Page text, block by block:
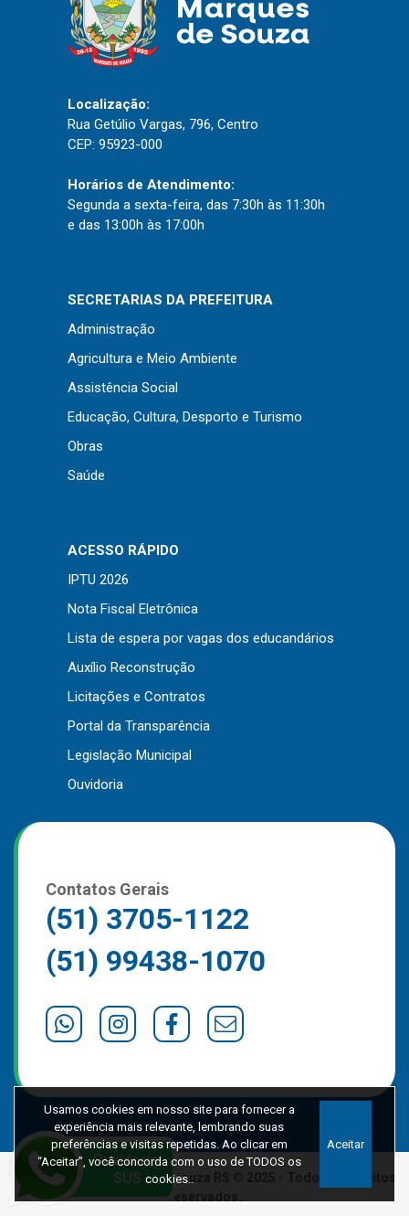
Usamos cookies em nosso site para fornecer a
experiência mais relevante, lembrando suas
preferências e visitas repetidas. Ao clicar em
“Aceitar”, você concorda com o uso de TODOS os
cookies..
Aceitar
Localização:
Rua Getúlio Vargas, 796, Centro
CEP: 95923-000
Horários de Atendimento:
Segunda a sexta-feira, das 7:30h às 11:30h
e das 13:00h às 17:00h
SECRETARIAS DA PREFEITURA
Administração
Agricultura e Meio Ambiente
Assistência Social
Educação, Cultura, Desporto e Turismo
Obras
Saúde
ACESSO RÁPIDO
IPTU 2026
Nota Fiscal Eletrônica
Lista de espera por vagas dos educandários
Auxílio Reconstrução
Licitações e Contratos
Portal da Transparência
Legislação Municipal
Ouvidoria
Contatos Gerais
(51) 3705-1122
(51) 99438-1070
Prefeitura de Marques de Souza RS © 2025 - Todos os direitos
reservados.